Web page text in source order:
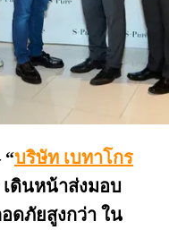
“บริษัท เบทาโกร
เดินหน้าส่งมอบ
ดภัยสูงกว่า ใน